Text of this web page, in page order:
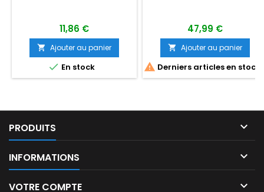
11,86 €
 Ajouter au panier
 En stock
47,99 €
 Ajouter au panier
 Derniers articles en stock
PRODUITS 
INFORMATIONS 
VOTRE COMPTE 